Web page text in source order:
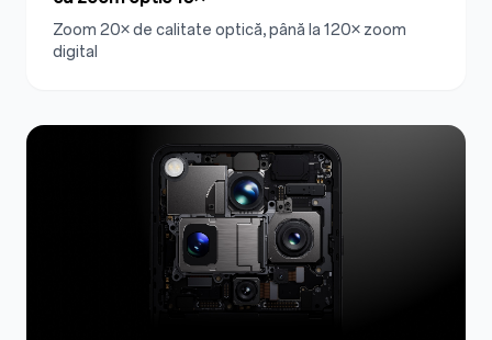
Zoom 20× de calitate optică, până la 120× zoom
digital